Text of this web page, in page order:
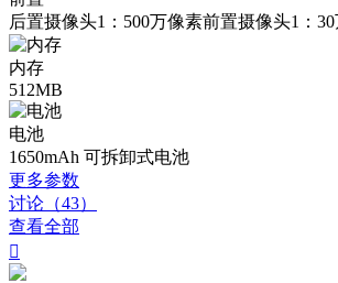
后置摄像头1：500万像素前置摄像头1：
内存
512MB
电池
1650mAh 可拆卸式电池
更多参数
讨论（43）
查看全部
